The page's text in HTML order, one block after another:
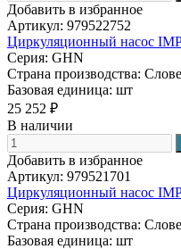
Добавить в избранное
Артикул: 979522752
Циркуляционный насос
Серия: GHN
Страна производства:
Базовая единица: шт
25 252 ₽
В наличии
Добавить в избранное
Артикул: 979521701
Циркуляционный насос
Серия: GHN
Страна производства:
Базовая единица: шт